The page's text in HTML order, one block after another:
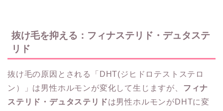
抜け毛を抑える：フィナステリド・デュタステ
リド
抜け毛の原因とされる「DHT(ジヒドロテストステロ
ン）」は男性ホルモンが変化して生じますが、 フィナ
ステリド・デュタステリドは男性ホルモンがDHTに変